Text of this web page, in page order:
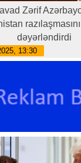
Zərif
dəyərləndirdi
13:30